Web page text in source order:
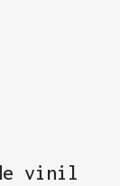
vinil